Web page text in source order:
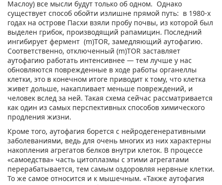
Маслоу) все мысли будут только об одном. Однако
существует способ обойти излишне прямой путь: в 1980-х
годах на острове Пасхи взяли пробу почвы, из которой был
выделен грибок, производящий рапамицин. Последний
ингибирует фермент (m)TOR, замедляющий аутофагию.
Соответственно, отключенный (m)TOR заставляет
аутофагию работать интенсивнее — тем лучше у нас
обновляются поврежденные в ходе работы органеллы
клетки, это в конечном итоге приводит к тому, что клетка
живет дольше, накапливает меньше повреждений, и
человек вслед за ней. Такая схема сейчас рассматривается
как один из самых перспективных способов химического
продления жизни.
Кроме того, аутофагия борется с нейродегенеративными
заболеваниями, ведь для очень многих из них характерны
накопления агрегатов белков внутри клеток. В процессе
«самоедства» часть цитоплазмы с этими агрегатами
перерабатывается, тем самым оздоровляя нервные клетки.
То же самое относится и к мышечным. «Также аутофагия